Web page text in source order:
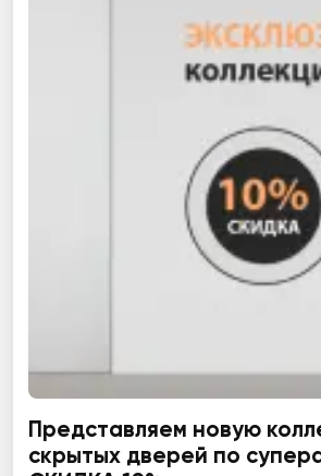
Представляем новую
скрытых дверей по